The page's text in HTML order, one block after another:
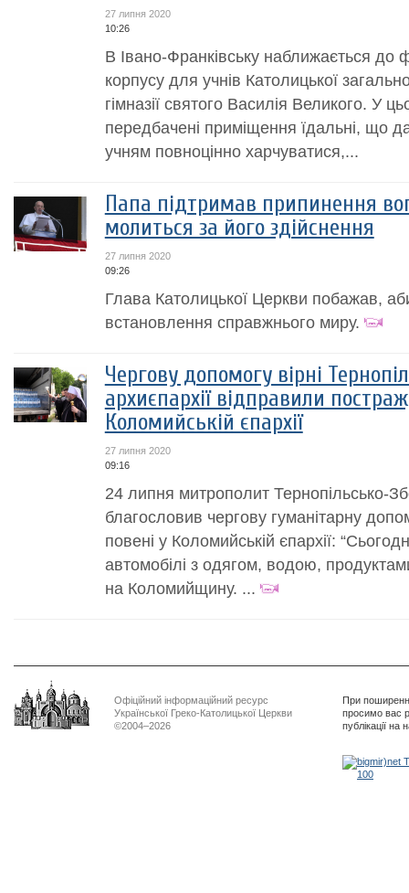
27 липня 2020
10:26
В Івано-Франківську наближається до
корпусу для учнів Католицької
гімназії святого Василія Великого. У
передбачені приміщення їдальні, що
учням повноцінно харчуватися,...
Папа підтримав припинення
молиться за його здійснення
27 липня 2020
09:26
Глава Католицької Церкви побажав,
встановлення справжнього миру.
Чергову допомогу вірні
архиєпархії відправили
Коломийській єпархії
27 липня 2020
09:16
24 липня митрополит Тернопільсько-
благословив чергову гуманітарну
повені у Коломийській єпархії:
автомобілі з одягом, водою,
на Коломийщину. ...
Офіційний інформаційний ресурс
Української Греко-Католицької Церкви
©2004–2026
При
просимо вас
публікації на